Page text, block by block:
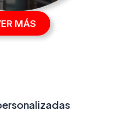
MÁS